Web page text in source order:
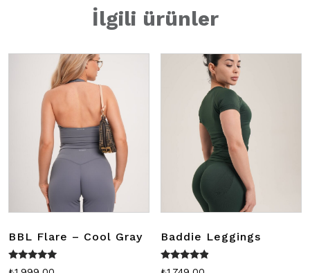
İlgili ürünler
BBL Flare – Cool Gray
5 üzerinden
Baddie Leggings
5